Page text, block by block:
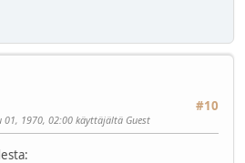
#10
01, 1970, 02:00 käyttäjältä Guest